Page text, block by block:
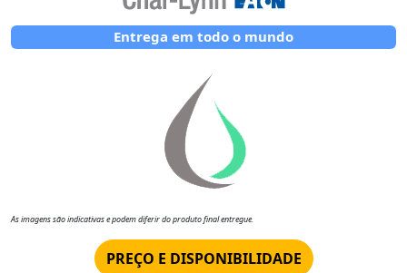
Entrega em todo o mundo
As imagens são indicativas e podem diferir do produto final entregue.
PREÇO E DISPONIBILIDADE